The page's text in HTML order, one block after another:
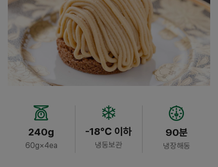
240g
60g×4ea
-18℃ 이하
냉동보관
90분
냉장해동